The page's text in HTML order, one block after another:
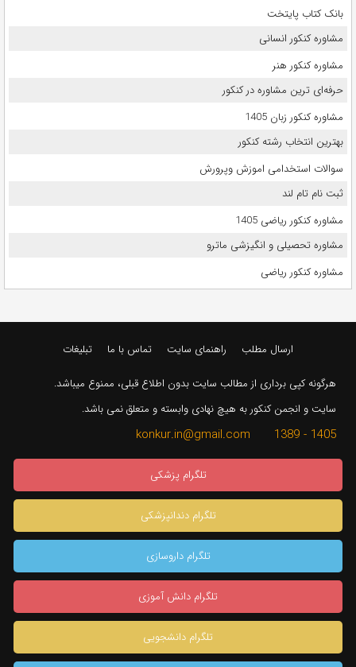
بانک کتاب پایتخت
مشاوره کنکور انسانی
مشاوره کنکور هنر
حرفه‌ای ترین مشاوره در کنکور
مشاوره کنکور زبان 1405
بهترین انتخاب رشته کنکور
سوالات استخدامی اموزش وپرورش
ثبت نام تام لند
مشاوره کنکور ریاضی 1405
مشاوره تحصیلی و انگیزشی ماترو
مشاوره کنکور ریاضی
ارسال مطلب راهنمای سایت تماس با ما تبلیغات
هرگونه کپی برداری از مطالب سایت بدون اطلاع قبلی، ممنوع میباشد.
سایت و انجمن کنکور به هیچ نهادی وابسته و متعلق نمی باشد.
1405 - 1389 konkur.in@gmail.com
تلگرام پزشکی
تلگرام دندانپزشکی
تلگرام داروسازی
تلگرام دانش آموزی
تلگرام دانشجویی